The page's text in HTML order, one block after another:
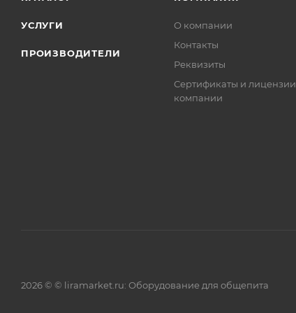
УСЛУГИ
ПРОИЗВОДИТЕЛИ
О компании
Контакты
Реквизиты
Сертификаты и лицензии
компании
2026 © © liramarket.ru: Оборудование для общепита